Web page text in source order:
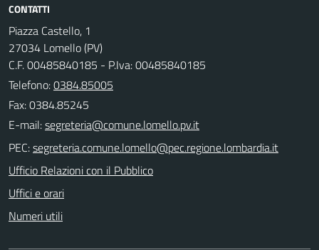
CONTATTI
Piazza Castello, 1
27034 Lomello (PV)
C.F. 00485840185 - P.Iva: 00485840185
Telefono:0384.85005
Fax: 0384.85245
E-mail:
PEC:
Ufficio Relazioni con il Pubblico
Uffici e orari
Numeri utili